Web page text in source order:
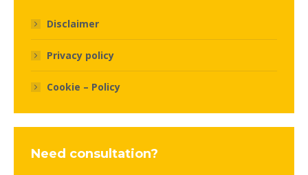
Disclaimer
Privacy policy
Cookie – Policy
Need consultation?